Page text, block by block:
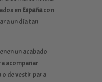
enEspañacon
un día tan
un acabado
acompañar
o de vestir para